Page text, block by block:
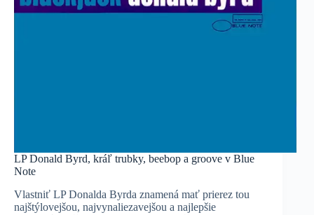
LP Donald Byrd, kráľ trubky, beebop a groove v Blue
Note
Vlastniť LP Donalda Byrda znamená mať prierez tou
najštýlovejšou, najvynaliezavejšou a najlepšie